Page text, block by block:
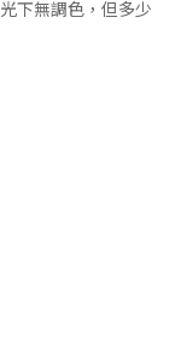
下無調色，但多少